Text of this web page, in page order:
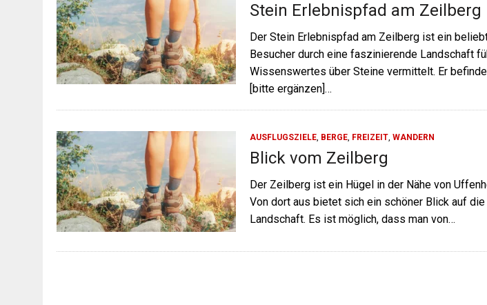
Stein Erlebnispfad am Zeilberg
Der Stein Erlebnispfad am Zeilberg ist ein
Besucher durch eine faszinierende Landschaft
Wissenswertes über Steine vermittelt. Er
[bitte ergänzen]…
AUSFLUGSZIELE, BERGE, FREIZEIT, WANDERN
Blick vom Zeilberg
Der Zeilberg ist ein Hügel in der Nähe von
Von dort aus bietet sich ein schöner Blick auf
Landschaft. Es ist möglich, dass man von…